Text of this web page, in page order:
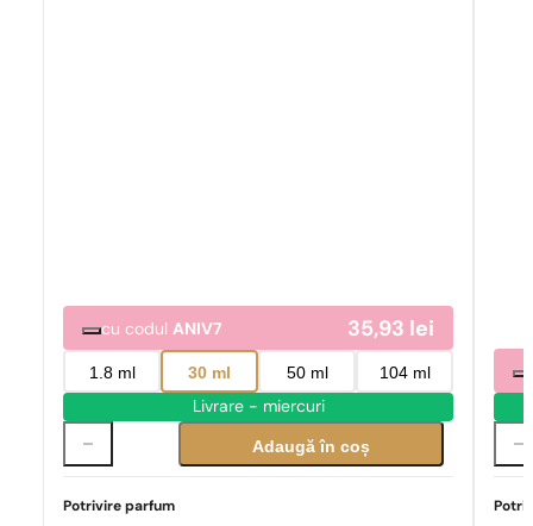
cu codulANIV7 35,93 lei
1.8 ml 30 ml 50 ml 104 ml
Livrare - miercuri
Adaugă în coș
Potrivire parfum